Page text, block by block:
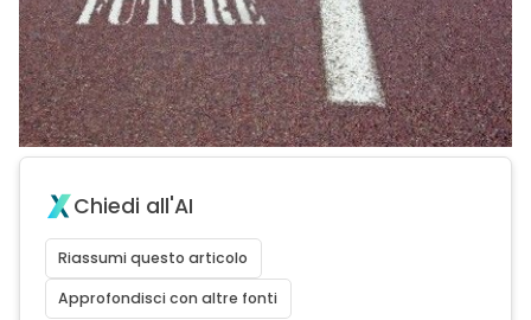
Chiedi all'AI
Riassumi questo articolo
Approfondisci con altre fonti